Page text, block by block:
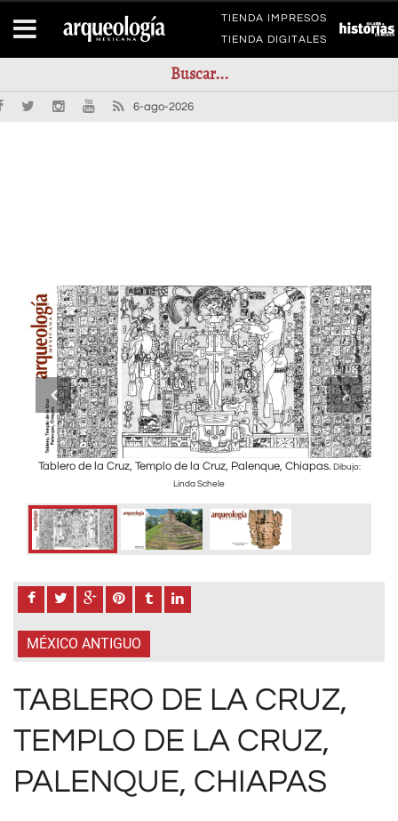
TIENDA IMPRESOS
TIENDA DIGITALES
6-ago-2026
Tablero de la Cruz, Templo de la Cruz, Palenque, Chiapas. Dibujo:
Linda Schele
MÉXICO ANTIGUO
TABLERO DE LA CRUZ,
TEMPLO DE LA CRUZ,
PALENQUE, CHIAPAS